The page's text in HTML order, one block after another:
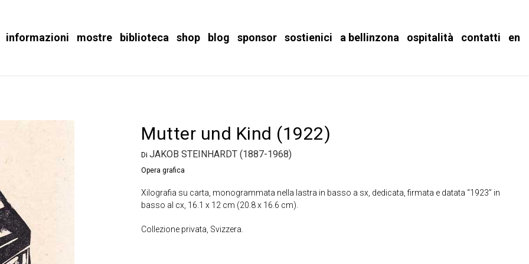
informazioni mostre biblioteca shop blog sponsor sostienici a bellinzona ospitalità contatti en
Mutter und Kind (1922)
Di JAKOB STEINHARDT (1887-1968)
Opera grafica
Xilografia su carta, monogrammata nella lastra in basso a sx, dedicata, firmata e datata “1923” in
basso al cx, 16.1 x 12 cm (20.8 x 16.6 cm).
Collezione privata, Svizzera.